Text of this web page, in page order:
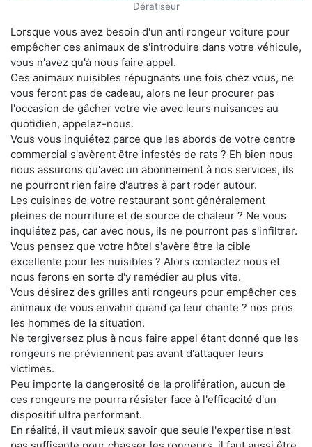
Dératiseur
Lorsque vous avez besoin d'un anti rongeur voiture pour
empêcher ces animaux de s'introduire dans votre véhicule,
vous n'avez qu'à nous faire appel.
Ces animaux nuisibles répugnants une fois chez vous, ne
vous feront pas de cadeau, alors ne leur procurer pas
l'occasion de gâcher votre vie avec leurs nuisances au
quotidien, appelez-nous.
Vous vous inquiétez parce que les abords de votre centre
commercial s'avèrent être infestés de rats ? Eh bien nous
nous assurons qu'avec un abonnement à nos services, ils
ne pourront rien faire d'autres à part roder autour.
Les cuisines de votre restaurant sont généralement
pleines de nourriture et de source de chaleur ? Ne vous
inquiétez pas, car avec nous, ils ne pourront pas s'infiltrer.
Vous pensez que votre hôtel s'avère être la cible
excellente pour les nuisibles ? Alors contactez nous et
nous ferons en sorte d'y remédier au plus vite.
Vous désirez des grilles anti rongeurs pour empêcher ces
animaux de vous envahir quand ça leur chante ? nos pros
les hommes de la situation.
Ne tergiversez plus à nous faire appel étant donné que les
rongeurs ne préviennent pas avant d'attaquer leurs
victimes.
Peu importe la dangerosité de la prolifération, aucun de
ces rongeurs ne pourra résister face à l'efficacité d'un
dispositif ultra performant.
En réalité, il vaut mieux savoir que seule l'expertise n'est